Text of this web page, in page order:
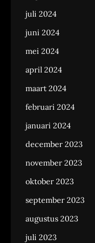
juli 2024
juni 2024
mei 2024
april 2024
maart 2024
februari 2024
januari 2024
december 2023
november 2023
oktober 2023
september 2023
augustus 2023
juli 2023